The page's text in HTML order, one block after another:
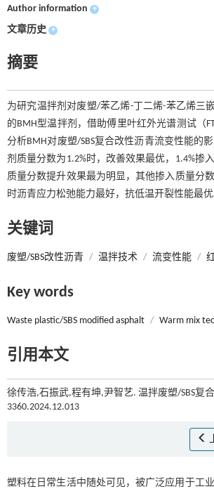
Author information +
文章历史 +
摘要
为研究温拌剂对废塑/苯乙烯-丁二烯-苯乙烯三
的BMH型温拌剂，借助傅里叶红外光谱测试（
分析BMH对废塑/SBS复合改性沥青流变性能的
剂质量分数为1.2%时，改善效果最优，1.4%掺
质量分数提升效果最为明显，其他掺入质量分
时沥青应力松弛能力最好，抗低温开裂性能最优
关键词
废塑/SBS改性沥青 / 温拌技术 / 流变性能 /
Key words
Waste plastic/SBS modified asphalt / Warm mix
引用本文
徐传浩,石振武,程有坤,尹智艺. 温拌废塑/SBS复
3360.2024.12.013
塑料在日常生活中随处可见，被广泛应用于工